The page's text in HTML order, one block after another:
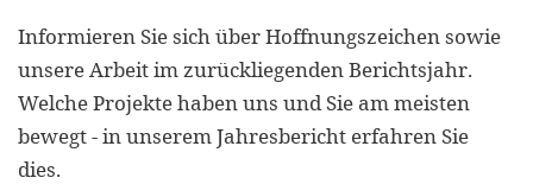
Informieren Sie sich über Hoffnungszeichen sowie
unsere Arbeit im zurückliegenden Berichtsjahr.
Welche Projekte haben uns und Sie am meisten
bewegt - in unserem Jahresbericht erfahren Sie
dies.
cookies,
cookies
and
purposes.